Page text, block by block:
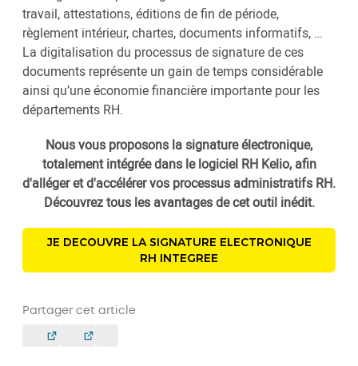
travail, attestations, éditions de fin de période,
règlement intérieur, chartes, documents informatifs, …
La digitalisation du processus de signature de ces
documents représente un gain de temps considérable
ainsi qu’une économie financière importante pour les
départements RH.
Nous vous proposons la signature électronique,
totalement intégrée dans le logiciel RH Kelio, afin
d'alléger et d'accélérer vos processus administratifs RH.
Découvrez tous les avantages de cet outil inédit.
JE DECOUVRE LA SIGNATURE ELECTRONIQUE
RH INTEGREE
Partager cet article